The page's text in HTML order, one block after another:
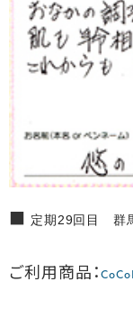
定期29回目 群
ご利用商品：